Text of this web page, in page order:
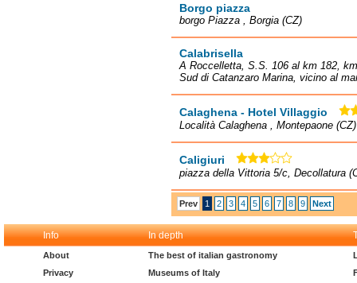
Borgo piazza
borgo Piazza , Borgia (CZ)
Calabrisella
A Roccelletta, S.S. 106 al km 182,
Sud di Catanzaro Marina, vicino al
Calaghena - Hotel Villaggio
Località Calaghena , Montepaone (CZ)
Caligiuri
piazza della Vittoria 5/c, Decollatura
Prev 1 2 3 4 5 6 7 8 9 Next
Info In depth
About
Privacy
The best of italian gastronomy
Museums of Italy